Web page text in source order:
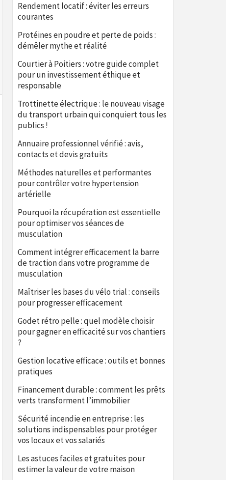
Rendement locatif : éviter les erreurs
courantes
Protéines en poudre et perte de poids :
démêler mythe et réalité
Courtier à Poitiers : votre guide complet
pour un investissement éthique et
responsable
Trottinette électrique : le nouveau visage
du transport urbain qui conquiert tous les
publics !
Annuaire professionnel vérifié : avis,
contacts et devis gratuits
Méthodes naturelles et performantes
pour contrôler votre hypertension
artérielle
Pourquoi la récupération est essentielle
pour optimiser vos séances de
musculation
Comment intégrer efficacement la barre
de traction dans votre programme de
musculation
Maîtriser les bases du vélo trial : conseils
pour progresser efficacement
Godet rétro pelle : quel modèle choisir
pour gagner en efficacité sur vos chantiers
?
Gestion locative efficace : outils et bonnes
pratiques
Financement durable : comment les prêts
verts transforment l’immobilier
Sécurité incendie en entreprise : les
solutions indispensables pour protéger
vos locaux et vos salariés
Les astuces faciles et gratuites pour
estimer la valeur de votre maison